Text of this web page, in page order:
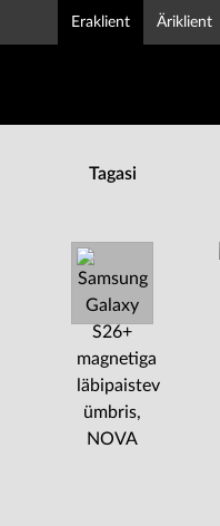
Eraklient Äriklient
Tagasi